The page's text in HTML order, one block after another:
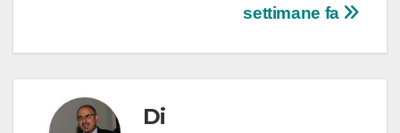
settimane fa
Di